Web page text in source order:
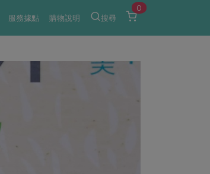
服務據點 購物說明 搜尋
0